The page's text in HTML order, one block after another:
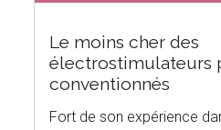
Le moins cher des
électrostimulateurs
conventionnés
Fort de son expérience